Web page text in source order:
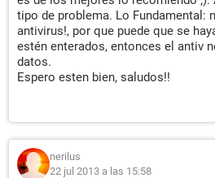
tipo de problema. Lo Fundamental:
antivirus!, por que puede que se
estén enterados, entonces el antiv
datos.
Espero esten bien, saludos!!
nerilus
22 jul 2013 a las 15:58